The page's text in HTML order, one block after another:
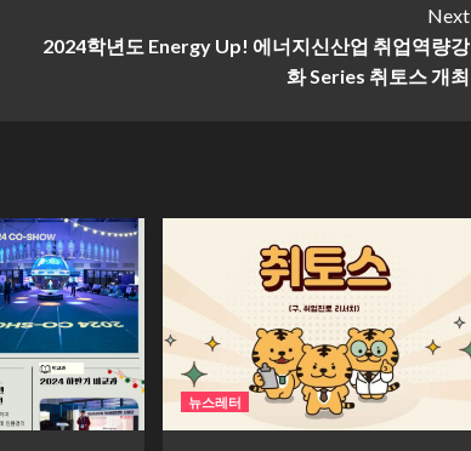
Next
2024학년도 Energy Up! 에너지신산업 취업역량강
화 Series 취토스 개최
뉴스레터